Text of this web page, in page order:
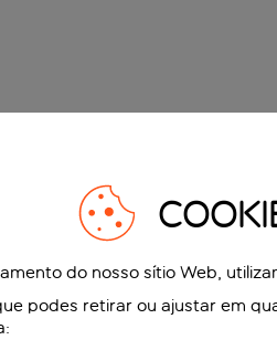
do nosso sítio Web,
podes retirar ou ajustar em